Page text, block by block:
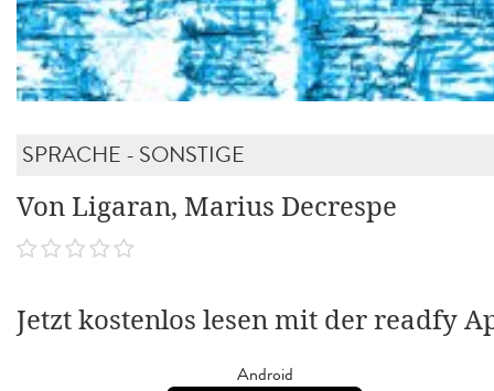
SPRACHE - SONSTIGE
Von Ligaran, Marius Decrespe
Jetzt kostenlos lesen mit der readfy
Android